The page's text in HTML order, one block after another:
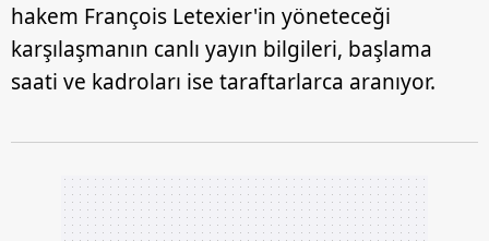
hakem François Letexier'in yöneteceği
karşılaşmanın canlı yayın bilgileri, başlama
saati ve kadroları ise taraftarlarca aranıyor.